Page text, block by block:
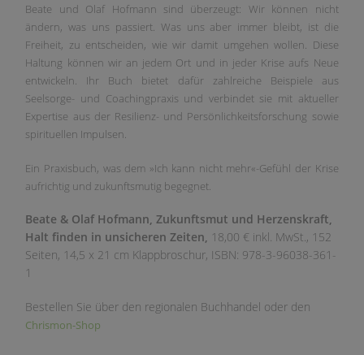
Beate und Olaf Hofmann sind überzeugt: Wir können nicht
ändern, was uns passiert. Was uns aber immer bleibt, ist die
Freiheit, zu entscheiden, wie wir damit umgehen wollen. Diese
Haltung können wir an jedem Ort und in jeder Krise aufs Neue
entwickeln. Ihr Buch bietet dafür zahlreiche Beispiele aus
Seelsorge- und Coachingpraxis und verbindet sie mit aktueller
Expertise aus der Resilienz- und Persönlichkeitsforschung sowie
spirituellen Impulsen.
Ein Praxisbuch, was dem »Ich kann nicht mehr«-Gefühl der Krise
aufrichtig und zukunftsmutig begegnet.
Beate & Olaf Hofmann,Zukunftsmut und Herzenskraft,
Halt finden in unsicheren Zeiten, 18,00 € inkl. MwSt., 152
Seiten, 14,5 x 21 cm Klappbroschur, ISBN: 978-3-96038-361-
1
Bestellen Sie über den regionalen Buchhandel oder den
Chrismon-Shop